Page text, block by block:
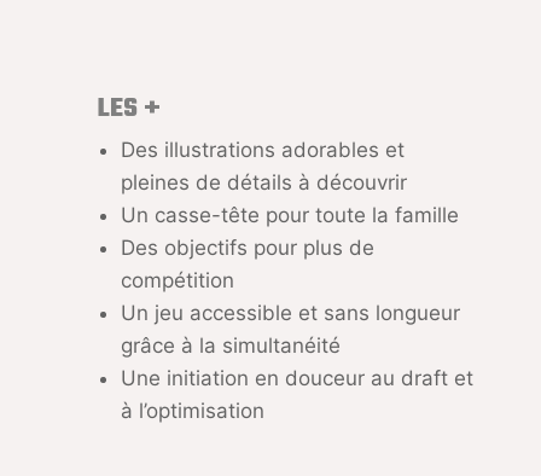
LES +
Des illustrations adorables et
pleines de détails à découvrir
Un casse-tête pour toute la famille
Des objectifs pour plus de
compétition
Un jeu accessible et sans longueur
grâce à la simultanéité
Une initiation en douceur au draft et
à l’optimisation